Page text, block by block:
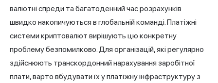
валютні спреди та багатоденний час розрахунків
швидко накопичуються в глобальній команді. Платіжні
системи криптовалют вирішують цю конкретну
проблему безпомилково. Для організацій, які регулярно
здійснюють транскордонний нарахування заробітної
плати, варто вбудувати їх у платіжну інфраструктуру з